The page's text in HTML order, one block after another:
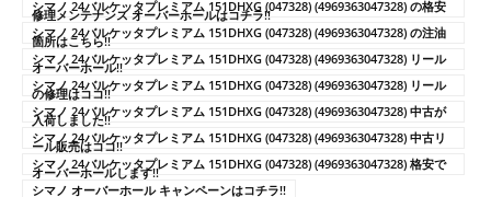
シマノ 24バルケッタプレミアム 151DHXG (047328) (4969363047328) の格安
修理メンテナンス オーバーホールはコチラ!!
シマノ 24バルケッタプレミアム 151DHXG (047328) (4969363047328) の注油
箇所はこちら!!
シマノ 24バルケッタプレミアム 151DHXG (047328) (4969363047328) リール
オーバーホール!!
シマノ 24バルケッタプレミアム 151DHXG (047328) (4969363047328) リール
の修理はココ!!
シマノ 24バルケッタプレミアム 151DHXG (047328) (4969363047328) 中古が
入荷しました!!
シマノ 24バルケッタプレミアム 151DHXG (047328) (4969363047328) 中古リ
ール販売はココ!!
シマノ 24バルケッタプレミアム 151DHXG (047328) (4969363047328) 格安で
オーバーホールします!!
シマノ オーバーホール キャンペーンはコチラ!!